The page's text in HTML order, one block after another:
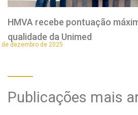
HMVA recebe pontuação
qualidade da Unimed
de dezembro de 2025
Publicações mais